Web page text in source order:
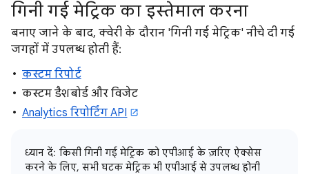
गिनी गई मेट्रिक का इस्तेमाल करना
बनाए जाने के बाद, क्वेरी के दौरान 'गिनी गई मेट्रिक' नीचे दी गई
जगहों में उपलब्ध होती हैं:
कस्टम रिपोर्ट
कस्टम डैशबोर्ड और विजेट
Analytics रिपोर्टिंग API
ध्यान दें: किसी गिनी गई मेट्रिक को एपीआई के ज़रिए ऐक्सेस
करने के लिए, सभी घटक मेट्रिक भी एपीआई से उपलब्ध होनी